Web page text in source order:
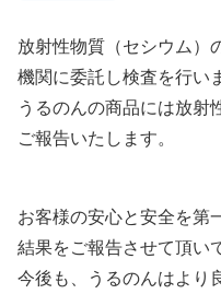
放射性物質（セシウム）
機関に委託し検査を行い
うるのんの商品には放射
ご報告いたします。
お客様の安心と安全を第
結果をご報告させて頂い
今後も、うるのんはより